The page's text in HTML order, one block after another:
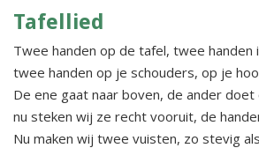
Tafellied
Twee handen op de tafel, twee handen
twee handen op je schouders, op je
De ene gaat naar boven, de ander doet
nu steken wij ze recht vooruit, de
Nu maken wij twee vuisten, zo stevig